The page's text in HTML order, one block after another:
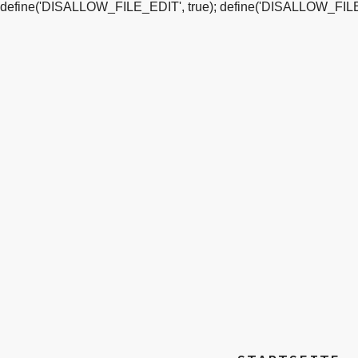
define('DISALLOW_FILE_EDIT', true);